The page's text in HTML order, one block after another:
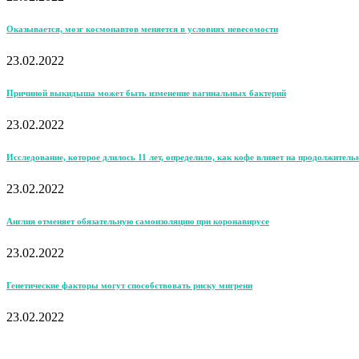
Оказывается, мозг космонавтов меняется в условиях невесомости
23.02.2022
Причиной выкидыша может быть изменение вагинальных бактерий
23.02.2022
Исследование, которое длилось 11 лет, определило, как кофе влияет на
23.02.2022
Англия отменяет обязательную самоизоляцию при коронавирусе
23.02.2022
Генетические факторы могут способствовать риску мигрени
23.02.2022